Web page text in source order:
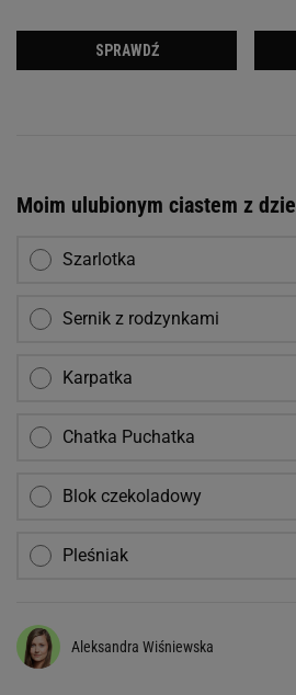
Moim ulubionym ciastem z
Szarlotka
Sernik z rodzynkami
Karpatka
Chatka Puchatka
Blok czekoladowy
Pleśniak
Aleksandra Wiśniewska